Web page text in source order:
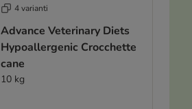
4 varianti
Advance Veterinary Diets
Hypoallergenic Crocchette
cane
10 kg